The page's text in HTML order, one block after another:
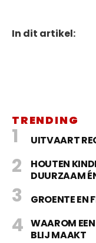
In dit artikel:
TRENDING
UITVAART
HOUTEN
DUURZAAM
GROENTE EN
WAAROM
BLIJ MAAKT